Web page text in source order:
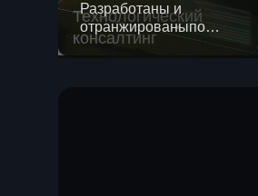
Технологический
консалтинг
снижению выбросов
парниковых газов для
Разработаны и
отранжированыпо
привлекательности